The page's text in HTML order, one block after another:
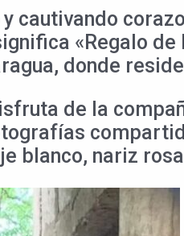
cautivando
«Regalo
donde
de la
blanco, nariz